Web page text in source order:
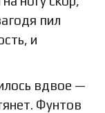
пил
и
вдвое —
Фунтов